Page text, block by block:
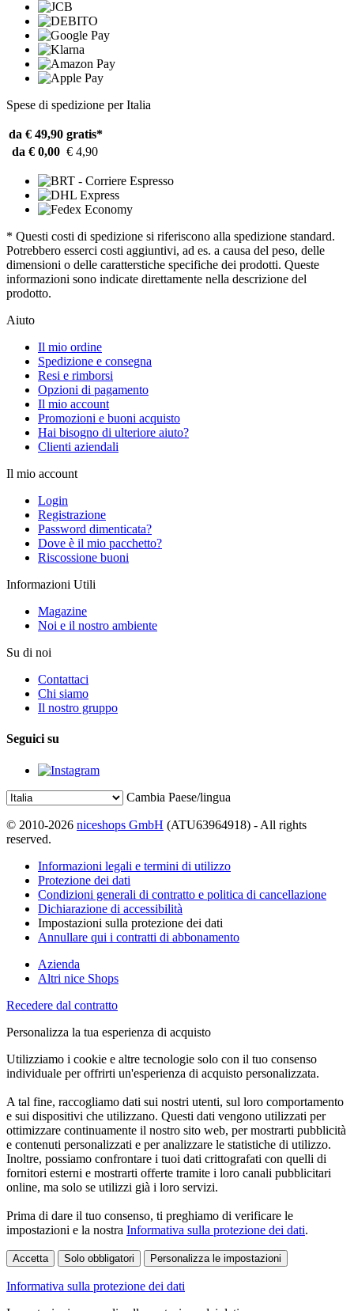
Spese di spedizione per Italia
da € 49,90 gratis*
da € 0,00 € 4,90
* Questi costi di spedizione si riferiscono alla spedizione standard.
Potrebbero esserci costi aggiuntivi, ad es. a causa del peso, delle
dimensioni o delle caratterstiche specifiche dei prodotti. Queste
informazioni sono indicate direttamente nella descrizione del
prodotto.
Aiuto
Il mio ordine
Spedizione e consegna
Resi e rimborsi
Opzioni di pagamento
Il mio account
Promozioni e buoni acquisto
Hai bisogno di ulteriore aiuto?
Clienti aziendali
Il mio account
Login
Registrazione
Password dimenticata?
Dove è il mio pacchetto?
Riscossione buoni
Informazioni Utili
Magazine
Noi e il nostro ambiente
Su di noi
Contattaci
Chi siamo
Il nostro gruppo
Seguici su
Cambia Paese/lingua
© 2010-2026 niceshops GmbH (ATU63964918) - All rights
reserved.
Informazioni legali e termini di utilizzo
Protezione dei dati
Condizioni generali di contratto e politica di cancellazione
Dichiarazione di accessibilità
Impostazioni sulla protezione dei dati
Annullare qui i contratti di abbonamento
Azienda
Altri nice Shops
Recedere dal contratto
Personalizza la tua esperienza di acquisto
Utilizziamo i cookie e altre tecnologie solo con il tuo consenso
individuale per offrirti un'esperienza di acquisto personalizzata.
A tal fine, raccogliamo dati sui nostri utenti, sul loro comportamento
e sui dispositivi che utilizzano. Questi dati vengono utilizzati per
ottimizzare continuamente il nostro sito web, per mostrarti pubblicità
e contenuti personalizzati e per analizzare le statistiche di utilizzo.
Inoltre, possiamo confrontare i tuoi dati crittografati con quelli di
fornitori esterni e mostrarti offerte tramite i loro canali pubblicitari
online, ma solo se utilizzi già i loro servizi.
Prima di dare il tuo consenso, ti preghiamo di verificare le
impostazioni e la nostra Informativa sulla protezione dei dati.
Accetta Solo obbligatori Personalizza le impostazioni
Informativa sulla protezione dei dati